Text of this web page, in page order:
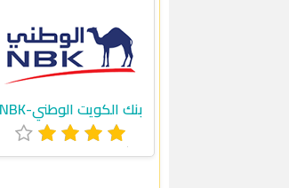
بنك الكويت الوطني-NBK